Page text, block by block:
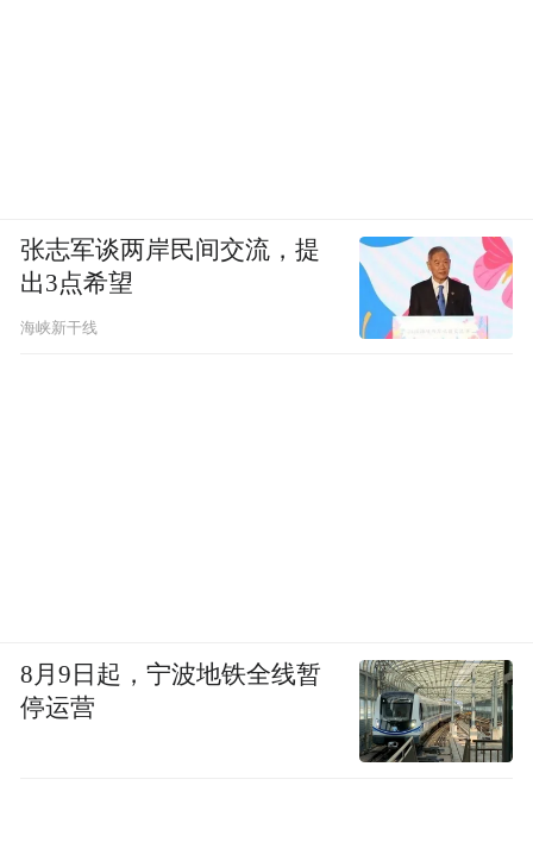
同营造清朗的网络空间。
青岛市公安局
张志军谈两岸民间交流，提
出3点希望
海峡新干线
8月9日起，宁波地铁全线暂
停运营